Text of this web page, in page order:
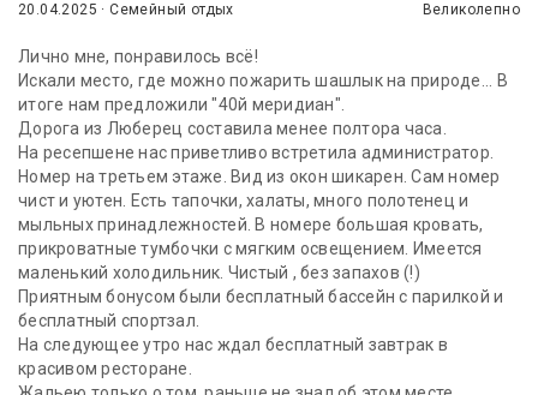
20.04.2025 · Семейный отдых
Великолепно
Лично мне, понравилось всё!
Искали место, где можно пожарить шашлык на природе... В
итоге нам предложили "40й меридиан".
Дорога из Люберец составила менее полтора часа.
На ресепшене нас приветливо встретила администратор.
Номер на третьем этаже. Вид из окон шикарен. Сам номер
чист и уютен. Есть тапочки, халаты, много полотенец и
мыльных принадлежностей. В номере большая кровать,
прикроватные тумбочки с мягким освещением. Имеется
маленький холодильник. Чистый , без запахов (!)
Приятным бонусом были бесплатный бассейн с парилкой и
бесплатный спортзал.
На следующее утро нас ждал бесплатный завтрак в
красивом ресторане.